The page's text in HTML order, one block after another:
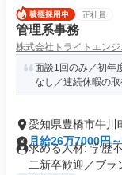
正社員
管理系事務
株式会社トライトエン
面談1回のみ／初年
なし／連続休暇の
愛知県豊橋市牛川
月給26万7000円
求める人材: 学歴
二新卒歓迎／ブラ